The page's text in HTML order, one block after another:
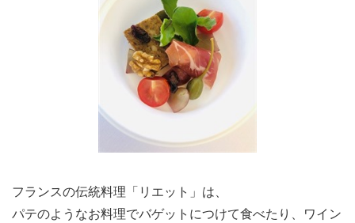
フランスの伝統料理「リエット」は、
パテのようなお料理でバゲットにつけて食べたり、ワイン